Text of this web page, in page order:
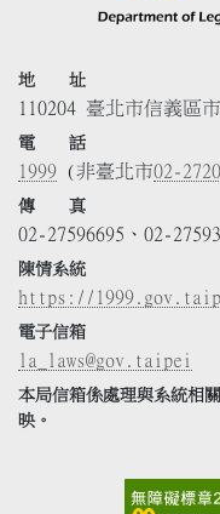
地 址
110204 臺北市信義區
電 話
1999 (非臺北市02-
傳 真
02-27596695、02-
陳情系統
https://
電子信箱
la_laws@gov.taipei
本局信箱係處理與系統相
映。